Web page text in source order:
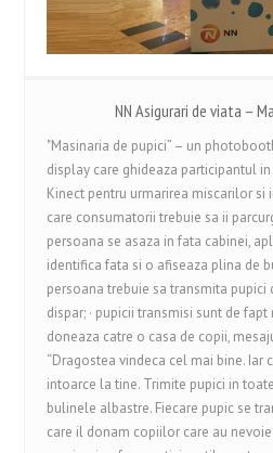
NN Asigurari de viata –
"Masinaria de pupici” – un
display care ghideaza participantul
Kinect pentru urmarirea miscarilor si
care consumatorii trebuie sa ii
persoana se asaza in fata cabinei,
identifica fata si o afiseaza plina de
persoana trebuie sa transmita pupici
dispar; · pupicii transmisi sunt de
doneaza catre o casa de copii,
“Dragostea vindeca cel mai bine. Iar
intoarce la tine. Trimite pupici in
bulinele albastre. Fiecare pupic se
care il donam copiilor care au